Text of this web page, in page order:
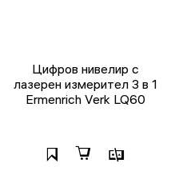
Цифров нивелир с
лазерен измерител 3 в 1
Ermenrich Verk LQ60